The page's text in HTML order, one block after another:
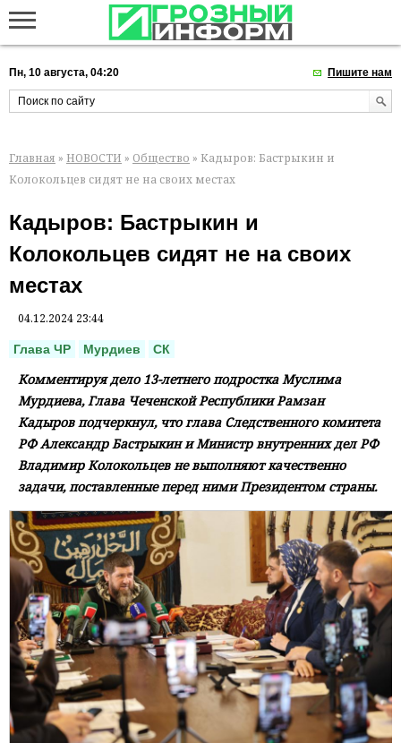
Пн, 10 августа, 04:20 Пишите нам
Главная » НОВОСТИ » Общество » Кадыров: Бастрыкин и
Колокольцев сидят не на своих местах
Кадыров: Бастрыкин и
Колокольцев сидят не на своих
местах
04.12.2024 23:44
Глава ЧР Мурдиев СК
Комментируя дело 13-летнего подростка Муслима
Мурдиева, Глава Чеченской Республики Рамзан
Кадыров подчеркнул, что глава Следственного комитета
РФ Александр Бастрыкин и Министр внутренних дел РФ
Владимир Колокольцев не выполняют качественно
задачи, поставленные перед ними Президентом страны.